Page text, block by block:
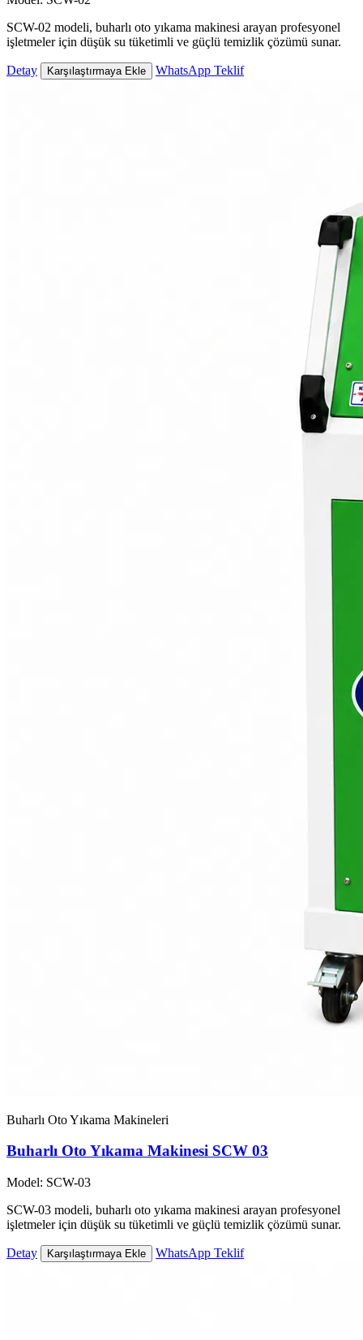
SCW-02 modeli, buharlı oto yıkama makinesi arayan profesyonel
işletmeler için düşük su tüketimli ve güçlü temizlik çözümü sunar.
Detay Karşılaştırmaya Ekle WhatsApp Teklif
Buharlı Oto Yıkama Makineleri
Buharlı Oto Yıkama Makinesi SCW 03
Model: SCW-03
SCW-03 modeli, buharlı oto yıkama makinesi arayan profesyonel
işletmeler için düşük su tüketimli ve güçlü temizlik çözümü sunar.
Detay Karşılaştırmaya Ekle WhatsApp Teklif